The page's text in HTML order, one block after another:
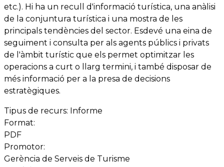
etc.). Hi ha un recull d'informació turística, una anàlisi
de la conjuntura turística i una mostra de les
principals tendències del sector. Esdevé una eina de
seguiment i consulta per als agents públics i privats
de l'àmbit turístic que els permet optimitzar les
operacions a curt o llarg termini, i també disposar de
més informació per a la presa de decisions
estratègiques.
Tipus de recurs: Informe
Format:
PDF
Promotor:
Gerència de Serveis de Turisme